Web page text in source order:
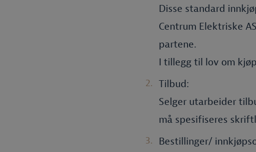
Disse standard
Centrum Elektriske
partene.
I tillegg til lov om
Tilbud:
Selger utarbeider
må spesifiseres
Bestillinger/